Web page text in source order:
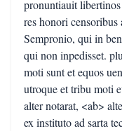
pronuntiauit
res honori censoribus
Sempronio, qui in
qui non inpedisset.
moti sunt et equos
utroque et tribu moti
alter notarat, <ab>
ex instituto ad sarta